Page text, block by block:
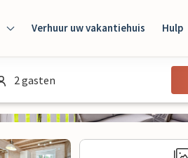
Verhuur uw vakantiehuis Hulp
2 gasten